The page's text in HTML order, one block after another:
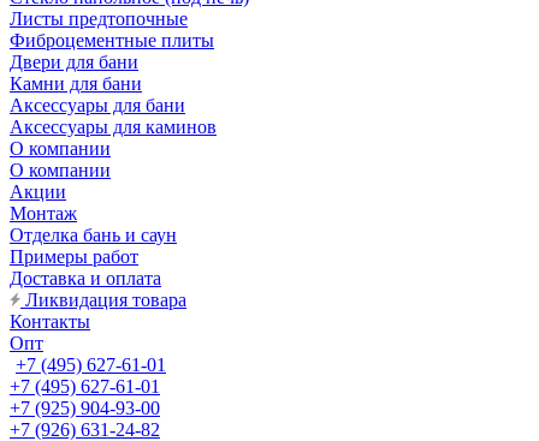
Листы предтопочные
Фиброцементные плиты
Двери для бани
Камни для бани
Аксессуары для бани
Аксессуары для каминов
О компании
О компании
Акции
Монтаж
Отделка бань и саун
Примеры работ
Доставка и оплата
Ликвидация товара
Контакты
Опт
+7 (495) 627-61-01
+7 (495) 627-61-01
+7 (925) 904-93-00
+7 (926) 631-24-82